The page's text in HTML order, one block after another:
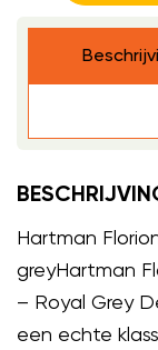
Hartman
greyHartman
– Royal Grey
een echte